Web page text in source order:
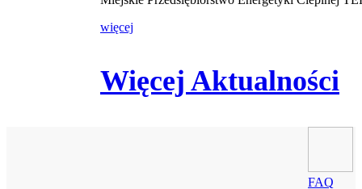
więcej
Więcej Aktualności
FAQ